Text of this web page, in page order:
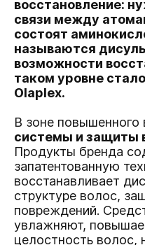
восстановление:
связи между
состоят
называются
возможности
таком уровне
Olaplex.
В зоне
системы и защиты
Продукты бренда
запатентованную
восстанавливает
структуре волос,
повреждений.
увлажняют,
целостность волос,